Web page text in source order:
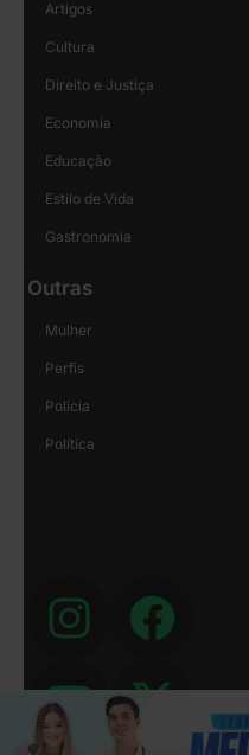
Artigos
Cultura
Direito e Justiça
Economia
Educação
Estilo de Vida
Gastronomia
Outras
Mulher
Perfis
Polícia
Política